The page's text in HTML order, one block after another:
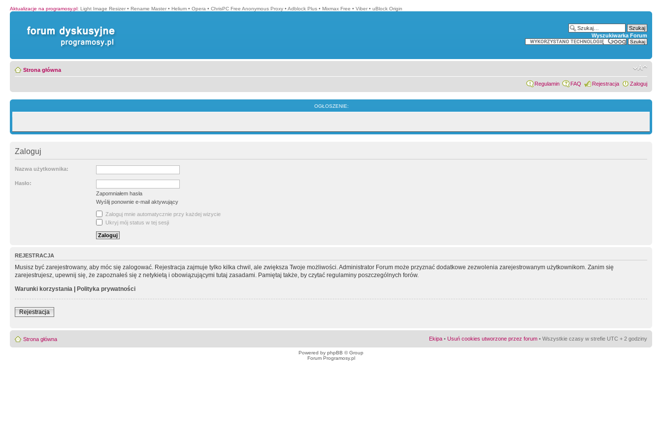
Aktualizacje na programosy.pl: Light Image Resizer • Rename Master • Helium • Opera • ChrisPC Free Anonymous Proxy • Adblock Plus • Mixmax Free • Viber • uBlock Origin
Wyszukiwarka Forum
Strona główna
Regulamin FAQ Rejestracja Zaloguj
OGŁOSZENIE:
Zaloguj
Nazwa użytkownika:
Hasło:
Zapomniałem hasła
Wyślij ponownie e-mail aktywujący
Zaloguj mnie automatycznie przy każdej wizycie
Ukryj mój status w tej sesji
REJESTRACJA
Musisz być zarejestrowany, aby móc się zalogować. Rejestracja zajmuje tylko kilka chwil, ale zwiększa Twoje możliwości. Administrator Forum może przyznać dodatkowe zezwolenia zarejestrowanym użytkownikom. Zanim się
zarejestrujesz, upewnij się, że zapoznałeś się z netykietą i obowiązującymi tutaj zasadami. Pamiętaj także, by czytać regulaminy poszczególnych forów.
Warunki korzystania | Polityka prywatności
Rejestracja
Strona główna Ekipa • Usuń cookies utworzone przez forum • Wszystkie czasy w strefie UTC + 2 godziny
Powered by phpBB © Group
Forum Programosy.pl